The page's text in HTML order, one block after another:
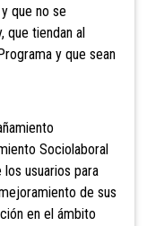
que no se
que tiendan al
y que sean
Sociolaboral
usuarios para
de sus
en el ámbito